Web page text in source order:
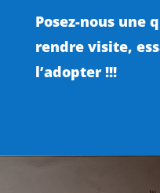
Posez-nous une
rendre visite,
l’adopter !!!